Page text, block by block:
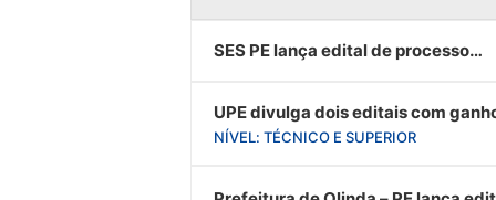
SES PE lança edital de processo
UPE divulga dois editais com
até R$ 9 mil em 35 vagas
NÍVEL: TÉCNICO E SUPERIOR